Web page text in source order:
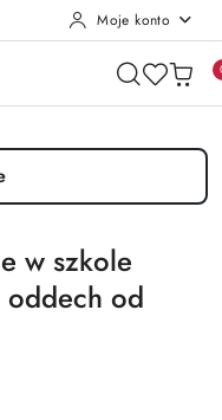
Moje konto
w szkole
od